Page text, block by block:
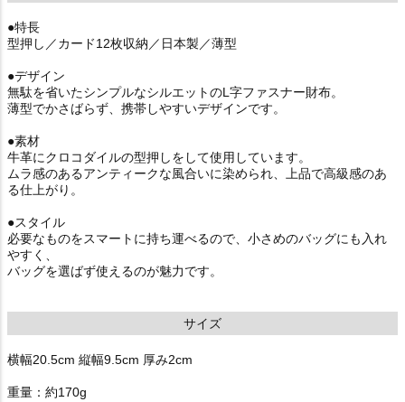
●特長
型押し／カード12枚収納／日本製／薄型
●デザイン
無駄を省いたシンプルなシルエットのL字ファスナー財布。
薄型でかさばらず、携帯しやすいデザインです。
●素材
牛革にクロコダイルの型押しをして使用しています。
ムラ感のあるアンティークな風合いに染められ、上品で高級感のあ
る仕上がり。
●スタイル
必要なものをスマートに持ち運べるので、小さめのバッグにも入れ
やすく、
バッグを選ばず使えるのが魅力です。
サイズ
横幅20.5cm 縦幅9.5cm 厚み2cm
重量：約170g